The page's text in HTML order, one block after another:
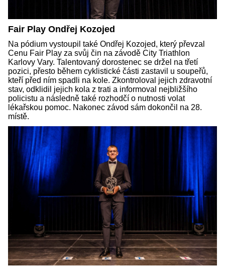
Fair Play Ondřej Kozojed
Na pódium vystoupil také Ondřej Kozojed, který převzal
Cenu Fair Play za svůj čin na závodě City Triathlon
Karlovy Vary. Talentovaný dorostenec se držel na třetí
pozici, přesto během cyklistické části zastavil u soupeřů,
kteří před ním spadli na kole. Zkontroloval jejich zdravotní
stav, odklidil jejich kola z trati a informoval nejbližšího
policistu a následně také rozhodčí o nutnosti volat
lékařskou pomoc. Nakonec závod sám dokončil na 28.
místě.